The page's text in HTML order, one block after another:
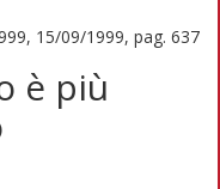
15/09/1999, pag. 637
è più